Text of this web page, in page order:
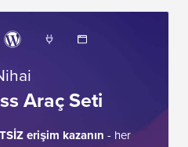
Araç Seti
erişim kazanın - her